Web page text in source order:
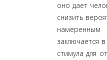
оно дает
снизить
намеренным
заключается
стимула для